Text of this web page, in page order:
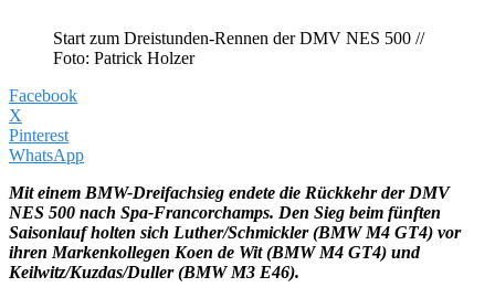
Start zum Dreistunden-Rennen der DMV NES 500 //
Foto: Patrick Holzer
Facebook
X
Pinterest
WhatsApp
Mit einem BMW-Dreifachsieg endete die Rückkehr der DMV
NES 500 nach Spa-Francorchamps. Den Sieg beim fünften
Saisonlauf holten sich Luther/Schmickler (BMW M4 GT4) vor
ihren Markenkollegen Koen de Wit (BMW M4 GT4) und
Keilwitz/Kuzdas/Duller (BMW M3 E46).